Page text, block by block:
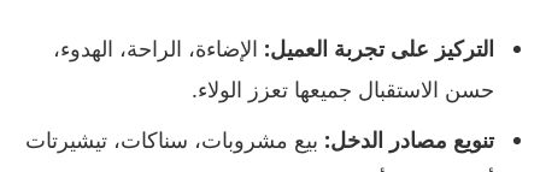
التركيز على تجربة العميل: الإضاءة، الراحة، الهدوء،
حسن الاستقبال جميعها تعزز الولاء.
تنويع مصادر الدخل: بيع مشروبات، سناكات، تيشيرتات